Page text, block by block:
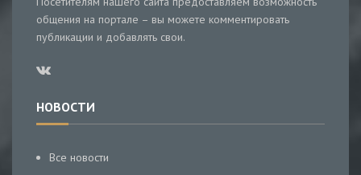
общения на портале – вы можете комментировать
публикации и добавлять свои.
НОВОСТИ
Все новости